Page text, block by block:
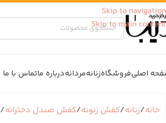
Skip to navigation
Skip to main content
اصلیفروشگاهزنانهمردانهدرباره ماتماس با ما
خانه زنانه کفش زنونه کفش صندل دخترانه